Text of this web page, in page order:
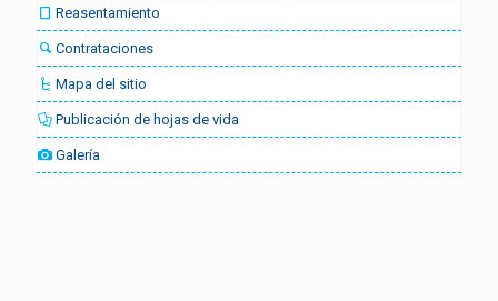
Reasentamiento
Contrataciones
Mapa del sitio
Publicación de hojas de vida
Galería